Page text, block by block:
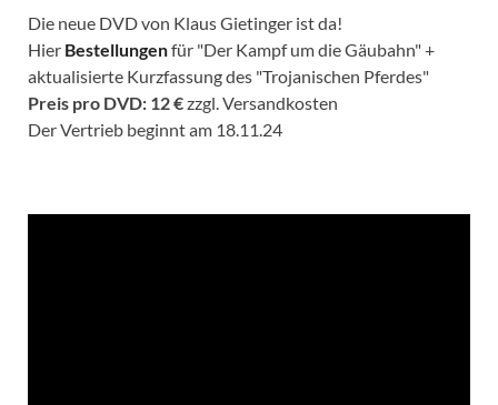
Die neue DVD von Klaus Gietinger ist da!
Hier Bestellungenfür "Der Kampf um die Gäubahn" +
aktualisierte Kurzfassung des "Trojanischen Pferdes"
Preis pro DVD: 12 €zzgl. Versandkosten
Der Vertrieb beginnt am 18.11.24